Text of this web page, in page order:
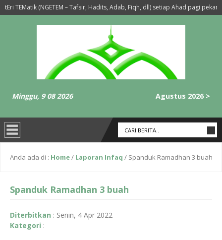
TEMatik (NGETEM – Tafsir, Hadits, Adab, Fiqh, dll) setiap Ahad pagi pekan 2,
Minggu, 9 08 2026 Agustus 2026 >
Anda ada di : Home/ Laporan Infaq / Spanduk Ramadhan 3 buah
Spanduk Ramadhan 3 buah
Diterbitkan : Senin, 4 Apr 2022
Kategori :